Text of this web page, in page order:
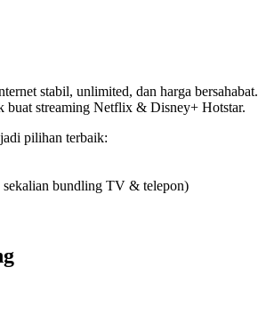
stabil, unlimited, dan harga bersahabat.
buat streaming Netflix & Disney+ Hotstar.
pilihan terbaik:
sekalian bundling TV & telepon)